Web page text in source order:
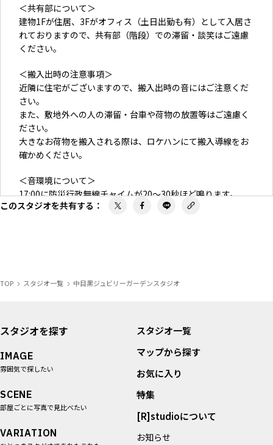
＜共有部について＞
建物1Fが住居、3Fがオフィス（土日出勤も有）として入居さ
れておりますので、共有部（階段）での滞留・談笑はご遠慮
ください。
＜搬入出時の注意事項＞
近隣に住宅がございますので、搬入出時の音にはご注意くだ
さい。
また、敷地外への人の滞留・台車や荷物の放置等はご遠慮く
ださい。
大きなお荷物を搬入される際は、ロケハンにて搬入導線をお
確かめください。
＜音環境について＞
17:00に防災行政無線チャイムが20〜30秒ほど鳴ります。
収録やイベント開催の際は、ご注意ください。
グ料を請求する場合がございます。
・破損：壁、床、家具、備品などの破損が見受けられる場合
・汚損：嘔吐、大量の食べこぼし、大量の飲みこぼしなどの
過度な汚れや部屋の臭いが残ってしまった場合
◇破損時の対応
買い替えもしくは修繕にかかる費用の実費に加えて、対応手
数料として33,000円を請求させていただきます。
ご請求金額については、正式な見積もりを取得後にご連絡い
このスタジオを共有する ：
TOP スタジオ一覧 中目黒ジュビリーガーデンスタジオ
スタジオを探す
IMAGE
雰囲気で探したい
SCENE
部屋ごとに写真で見比べたい
VARIATION
スタジオ一覧
マップから探す
お気に入り
特集
[R]studioについて
お知らせ